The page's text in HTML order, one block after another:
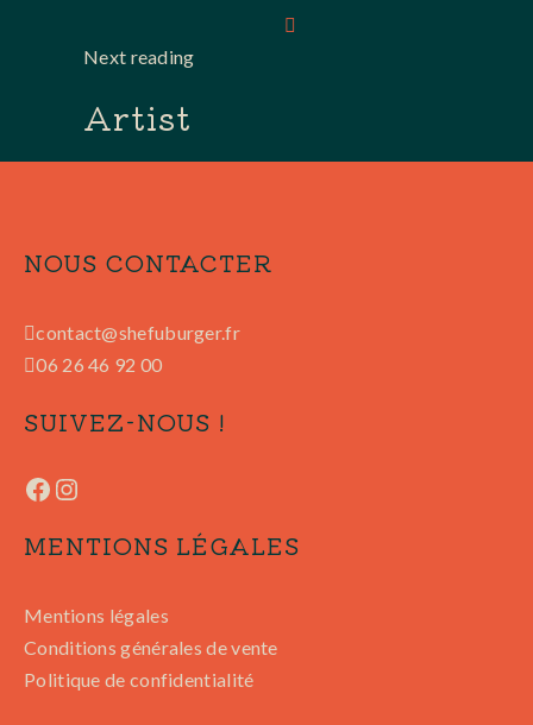
Next reading
Artist
NOUS CONTACTER
contact@shefuburger.fr
06 26 46 92 00
SUIVEZ-NOUS !
MENTIONS LÉGALES
Mentions légales
Conditions générales de vente
Politique de confidentialité